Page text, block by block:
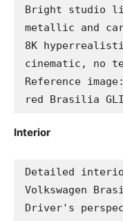
Bright studio
metallic and
8K
cinematic, no
Reference
red Brasilia
Interior
Detailed
Volkswagen
Driver's